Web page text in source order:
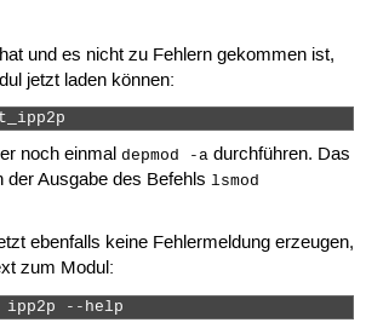
und es nicht zu Fehlern gekommen ist,
jetzt laden können:
noch einmal depmod -adurchführen. Das
Ausgabe des Befehls lsmod
ebenfalls keine Fehlermeldung erzeugen,
zum Modul:
ipp2p --help